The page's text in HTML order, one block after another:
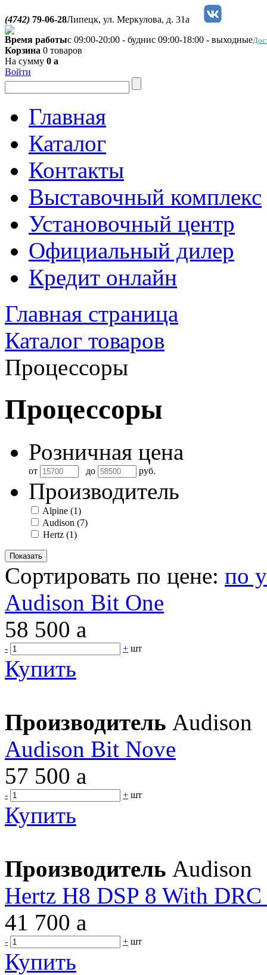
(4742) 79-06-28Липецк, ул. Меркулова, д. 31а
Время работыс 09:00-20:00 - буднис 09:00-18:00 - выходные
Корзина 0 товаров
На сумму 0 a
Войти
Главная
Каталог
Контакты
Выставочный комплекс
Установочный центр
Официальный дилер
Кредит онлайн
Главная страница
Каталог товаров
Процессоры
Процессоры
Розничная цена
от до руб.
Производитель
Alpine (1)
Audison (7)
Hertz (1)
Сортировать по цене: по
Audison Bit One
58 500 a
- + шт
Купить
Производитель Audison
Audison Bit Nove
57 500 a
- + шт
Купить
Производитель Audison
Hertz H8 DSP 8 With
41 700 a
- + шт
Купить